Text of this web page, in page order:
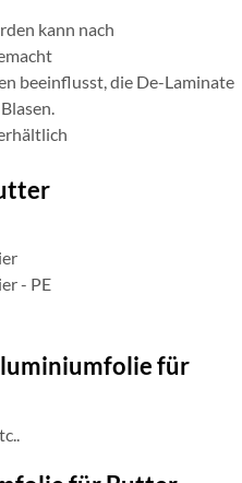
kann nach
beeinflusst, die De-Laminate
- PE
für